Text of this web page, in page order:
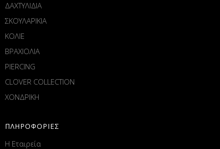
ΔΑΧΤΥΛΙΔΙΑ
ΣΚΟΥΛΑΡΙΚΙΑ
ΚΟΛΙΕ
ΒΡΑΧΙΟΛΙΑ
PIERCING
CLOVER COLLECTION
ΧΟΝΔΡΙΚΗ
ΠΛΗΡΟΦΟΡΙΕΣ
Η Εταιρεία